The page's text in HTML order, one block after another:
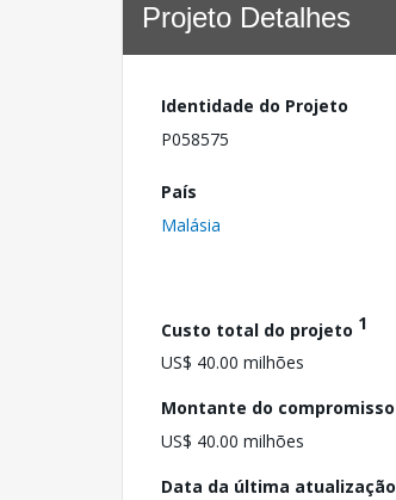
Projeto Detalhes
Identidade do Projeto
P058575
País
Malásia
Custo total do projeto 1
US$ 40.00 milhões
Montante do compromisso
US$ 40.00 milhões
Data da última atualização